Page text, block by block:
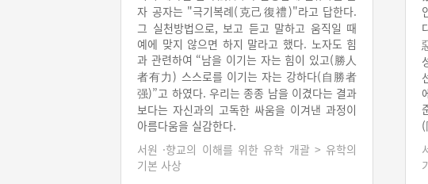
자 공자는 "극기복례(克己復禮)"라고 답한다.
그 실천방법으로, 보고 듣고 말하고 움직일 때
예에 맞지 않으면 하지 말라고 했다. 노자도 힘
과 관련하여 “남을 이기는 자는 힘이 있고(勝人
者有力) 스스로를 이기는 자는 강하다(自勝者
强)”고 하였다. 우리는 종종 남을 이겼다는 결과
보다는 자신과의 고독한 싸움을 이겨낸 과정이
아름다움을 실감한다.
서원 ·향교의 이해를 위한 유학 개괄 > 유학의
기본 사상